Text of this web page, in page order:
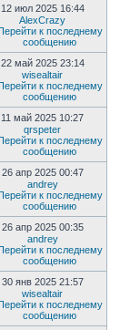
12 июл 2025 16:44
AlexCrazy
22 май 2025 23:14
wisealtair
11 май 2025 10:27
qrspeter
26 апр 2025 00:47
andrey
26 апр 2025 00:35
andrey
30 янв 2025 21:57
wisealtair